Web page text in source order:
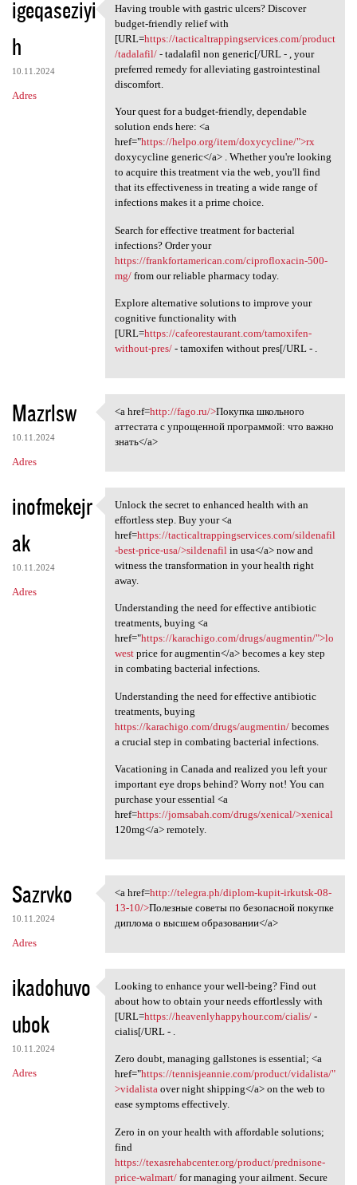
igeqaseziyi
h
10.11.2024
Adres
Having trouble with gastric
Having trouble with gastric ulcers? Discover
budget-friendly relief with
[URL=https://tacticaltrappingservices.com/product
/tadalafil/- tadalafil non generic[/URL - , your
preferred remedy for alleviating gastrointestinal
discomfort.
Your quest for a budget-friendly, dependable
solution ends here: <a
href="https://helpo.org/item/doxycycline/">rx
doxycycline generic</a> . Whether you're looking
to acquire this treatment via the web, you'll find
that its effectiveness in treating a wide range of
infections makes it a prime choice.
Search for effective treatment for bacterial
infections? Order your
https://frankfortamerican.com/ciprofloxacin-500-
mg/from our reliable pharmacy today.
Explore alternative solutions to improve your
cognitive functionality with
[URL=https://cafeorestaurant.com/tamoxifen-
without-pres/- tamoxifen without pres[/URL - .
Mazrlsw
10.11.2024
Adres
<a href=http://fago.ru/
<a href=http://fago.ru/>Покупка школьного
аттестата с упрощенной программой: что важно
знать</a>
inofmekejr
ak
10.11.2024
Adres
Unlock the secret to enhanced
Unlock the secret to enhanced health with an
effortless step. Buy your <a
href=https://tacticaltrappingservices.com/sildenafil
-best-price-usa/>sildenafil in usa</a> now and
witness the transformation in your health right
away.
Understanding the need for effective antibiotic
treatments, buying <a
href="https://karachigo.com/drugs/augmentin/">lo
westprice for augmentin</a> becomes a key step
in combating bacterial infections.
Understanding the need for effective antibiotic
treatments, buying
https://karachigo.com/drugs/augmentin/becomes
a crucial step in combating bacterial infections.
Vacationing in Canada and realized you left your
important eye drops behind? Worry not! You can
purchase your essential <a
href=https://jomsabah.com/drugs/xenical/>xenical
120mg</a> remotely.
Sazrvko
10.11.2024
Adres
<a href=http://telegra.ph
<a href=http://telegra.ph/diplom-kupit-irkutsk-08-
13-10/>Полезные советы по безопасной покупке
диплома о высшем образовании</a>
ikadohuvo
ubok
10.11.2024
Adres
Looking to enhance your well
Looking to enhance your well-being? Find out
about how to obtain your needs effortlessly with
[URL=https://heavenlyhappyhour.com/cialis/-
cialis[/URL - .
Zero doubt, managing gallstones is essential; <a
href="https://tennisjeannie.com/product/vidalista/"
>vidalistaover night shipping</a> on the web to
ease symptoms effectively.
Zero in on your health with affordable solutions;
find
https://texasrehabcenter.org/product/prednisone-
price-walmart/for managing your ailment. Secure